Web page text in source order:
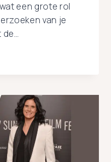
een grote rol
van je
de…